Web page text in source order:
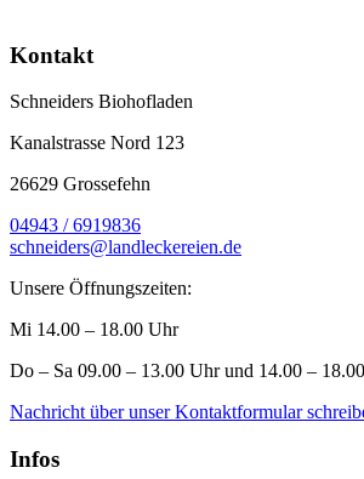
Kontakt
Schneiders Biohofladen
Kanalstrasse Nord 123
26629 Grossefehn
04943 / 6919836
schneiders@landleckereien.de
Unsere Öffnungszeiten:
Mi 14.00 – 18.00 Uhr
Do – Sa 09.00 – 13.00 Uhr und 14.00 –
Nachricht über unser Kontaktformular
Infos